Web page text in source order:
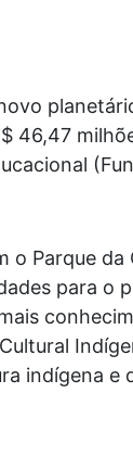
46,47
Parque da
para o
indígena